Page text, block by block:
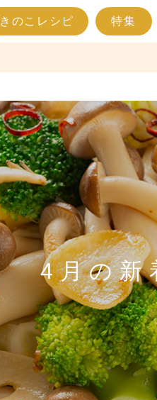
きのこレシピ 特集
4月の新